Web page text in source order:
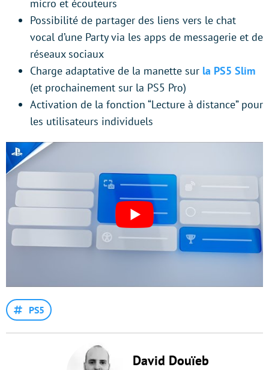
micro et écouteurs
Possibilité de partager des liens vers le chat
vocal d’une Party via les apps de messagerie et de
réseaux sociaux
Charge adaptative de la manette sur la PS5 Slim
(et prochainement sur la PS5 Pro)
Activation de la fonction “Lecture à distance” pour
les utilisateurs individuels
PS5
David Douïeb